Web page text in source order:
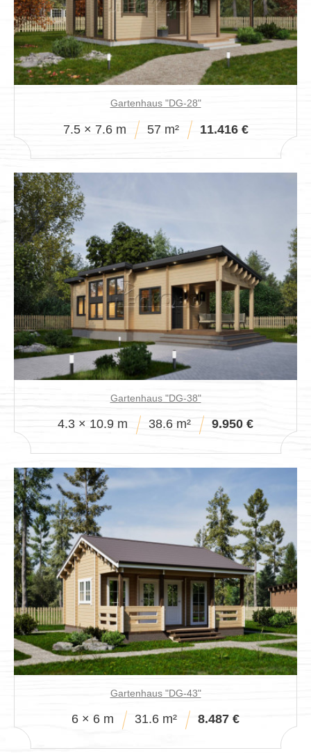
Gartenhaus "DG-28"
7.5 × 7.6 m 57 m² 11.416 €
Gartenhaus "DG-38"
4.3 × 10.9 m 38.6 m² 9.950 €
Gartenhaus "DG-43"
6 × 6 m 31.6 m² 8.487 €